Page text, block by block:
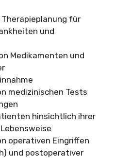
für
und
Medikamenten und
medizinischen Tests
hinsichtlich ihrer
operativen Eingriffen
und postoperativer